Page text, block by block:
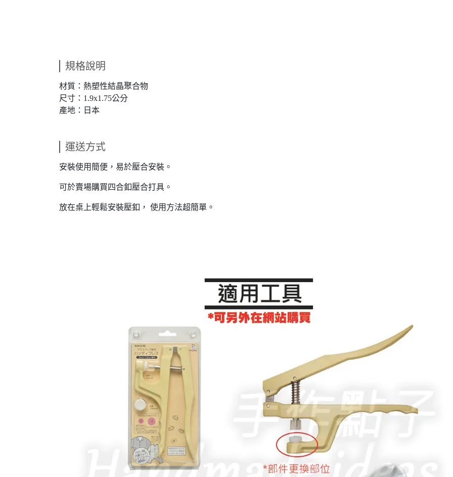
規格說明
材質：熱塑性結晶聚合物
尺寸：1.9x1.75公分
產地：日本
運送方式
安裝使用簡便，易於壓合安裝。
可於賣場購買四合釦壓合打具。
放在桌上輕鬆安裝壓釦， 使用方法超簡單。